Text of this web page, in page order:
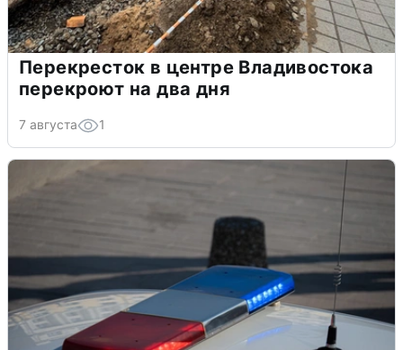
Перекресток в центре Владивостока
перекроют на два дня
7 августа 1